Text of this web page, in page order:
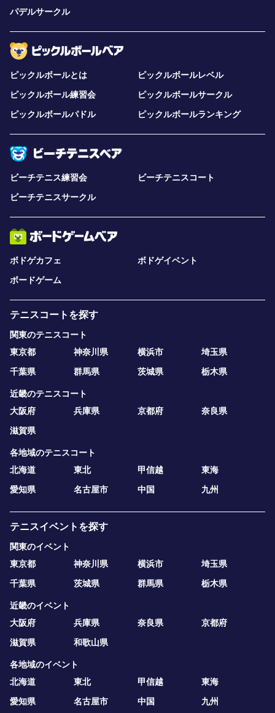
「・待ちが短いのが良いです。
・色々なタイプの人と続々できるのが良いと思います。」
（SSさん 葛飾区）
「僕は、大学のテニス部に所属していますが、練習試合不
足で悩んでいました。
また、時間制の試合は１試合１試合を集中してやることが
できました。
た。」（吉川様 千葉市 男性）
「友達が誘ってくれたのですが、あまりうまくない私で
も、時間制というルールで楽しく参加できました。
普段こんなに試合ができないので嬉しかったです。
また是非参加させて下さい。
ありがとうございました。」（榎様 千葉市 女性）
経験を積んだ人たちが、目に見えて試合慣れし、どんどん
強くなり、たくさんの結果を残してくれました！！
・ YMさん(男性)：豊島区３位！
・ SSさん(女性)：さいたま市Bクラス優勝！＆戸田市本
・ AOさん(女性)：戸田市本戦出場で来年の本戦ストレー
トイン確定！
・ TEさん(男性)：千葉県大会１回戦突破！
・ YYさん(男性)：ベルウッドシングルス優勝！
・ KAさん(男性)：船橋市民大会準優勝！
・ HFさん（女性）：渋谷区民大会２・優勝！
・ SHさん（男性）：つくば市民大会準優勝！
・ TEさん（男性）：松戸市民大会3位入賞！
などなど他にもたくさんあります。。。。
とにかく、常連の皆さん、回を重ねるごとに、試合巧者に
なっていくんです。
なぜ、このような結果が出るのかと言いますと、この大会
パデルサークル
ピックルボールとは
ピックルボールレベル
ピックルボール練習会
ピックルボールサークル
ピックルボールパドル
ピックルボールランキング
ビーチテニス練習会
ビーチテニスコート
ビーチテニスサークル
ボドゲカフェ
ボドゲイベント
ボードゲーム
テニスコートを探す
関東のテニスコート
東京都
神奈川県 横浜市
埼玉県
千葉県
群馬県 茨城県 栃木県
近畿のテニスコート
大阪府
兵庫県 京都府
奈良県
滋賀県
各地域のテニスコート
北海道
東北 甲信越
東海
愛知県
名古屋市 中国 九州
テニスイベントを探す
関東のイベント
東京都
神奈川県 横浜市
埼玉県
千葉県
茨城県 群馬県 栃木県
近畿のイベント
大阪府
兵庫県 奈良県
京都府
滋賀県
和歌山県
各地域のイベント
北海道
東北 甲信越
東海
愛知県
名古屋市 中国 九州